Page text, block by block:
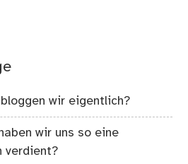
wir eigentlich?
wir uns so eine
verdient?